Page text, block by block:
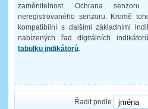
zaměnitelnost. Ochrana
neregistrovaného senzoru. Kromě
kompatibilní s dalšími základními
nabízených řad digitálních
tabulku indikátorů
Řadit podle